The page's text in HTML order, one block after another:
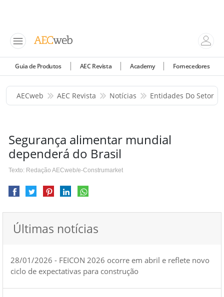
Guia de Produtos AEC Revista Academy Fornecedores
AECweb AEC Revista Notícias Entidades Do Setor
Segurança alimentar mundial
dependerá do Brasil
Texto: Redação AECweb/e-Construmarket
Últimas notícias
28/01/2026 - FEICON 2026 ocorre em abril e reflete novo
ciclo de expectativas para construção